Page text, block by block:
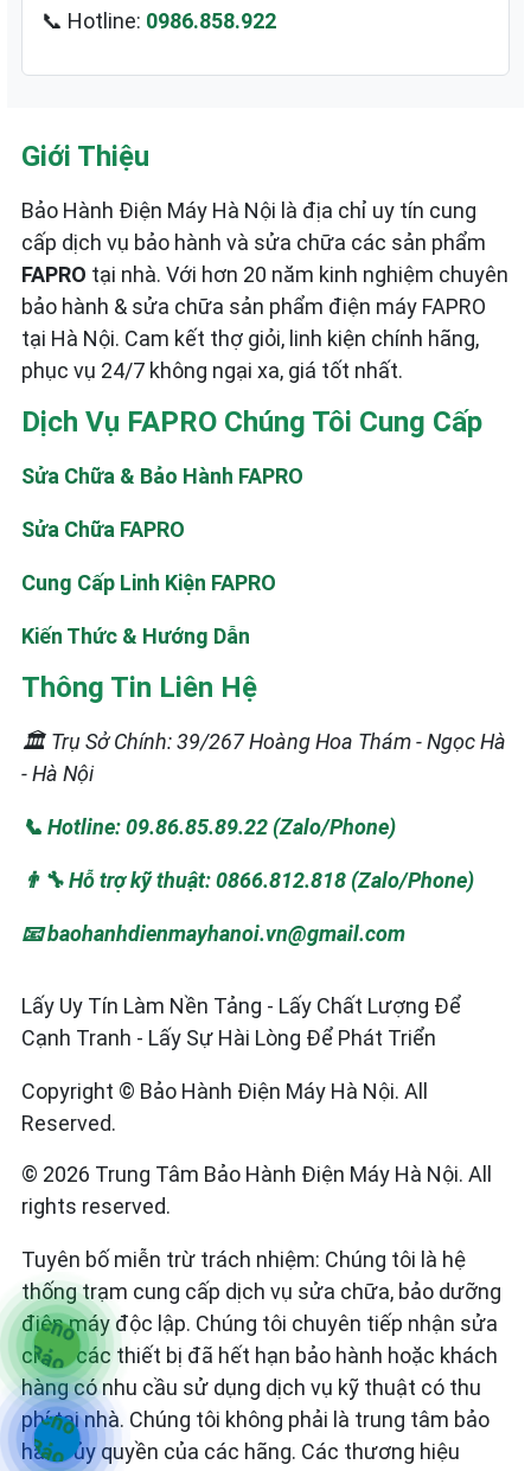
📞 Hotline: 0986.858.922
Giới Thiệu
Bảo Hành Điện Máy Hà Nội là địa chỉ uy tín cung
cấp dịch vụ bảo hành và sửa chữa các sản phẩm
FAPRO tại nhà. Với hơn 20 năm kinh nghiệm chuyên
bảo hành & sửa chữa sản phẩm điện máy FAPRO
tại Hà Nội. Cam kết thợ giỏi, linh kiện chính hãng,
phục vụ 24/7 không ngại xa, giá tốt nhất.
Dịch Vụ FAPRO Chúng Tôi Cung Cấp
Sửa Chữa & Bảo Hành FAPRO
Sửa Chữa FAPRO
Cung Cấp Linh Kiện FAPRO
Kiến Thức & Hướng Dẫn
Thông Tin Liên Hệ
🏛️ Trụ Sở Chính: 39/267 Hoàng Hoa Thám - Ngọc Hà
- Hà Nội
📞 Hotline: 09.86.85.89.22 (Zalo/Phone)
👨‍🔧 Hỗ trợ kỹ thuật: 0866.812.818 (Zalo/Phone)
📧 baohanhdienmayhanoi.vn@gmail.com
Lấy Uy Tín Làm Nền Tảng - Lấy Chất Lượng Để
Cạnh Tranh - Lấy Sự Hài Lòng Để Phát Triển
Copyright © Bảo Hành Điện Máy Hà Nội. All
Reserved.
© 2026 Trung Tâm Bảo Hành Điện Máy Hà Nội. All
rights reserved.
Tuyên bố miễn trừ trách nhiệm: Chúng tôi là hệ
thống trạm cung cấp dịch vụ sửa chữa, bảo dưỡng
điện máy độc lập. Chúng tôi chuyên tiếp nhận sửa
chữa các thiết bị đã hết hạn bảo hành hoặc khách
hàng có nhu cầu sử dụng dịch vụ kỹ thuật có thu
phí tại nhà. Chúng tôi không phải là trung tâm bảo
hành ủy quyền của các hãng. Các thương hiệu